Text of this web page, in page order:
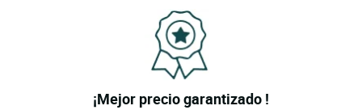
¡Mejor precio garantizado !